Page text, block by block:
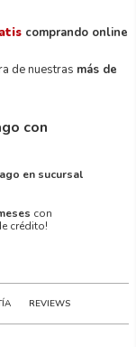
comprando online
de nuestras más de
con
en sucursal
con
crédito!
REVIEWS